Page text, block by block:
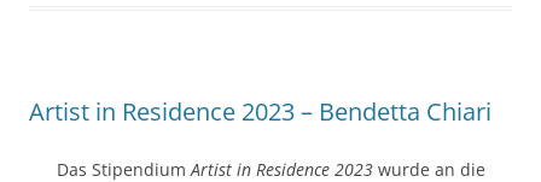
Artist in Residence 2023 – Bendetta Chiari
Das Stipendium Artist in Residence 2023wurde an die